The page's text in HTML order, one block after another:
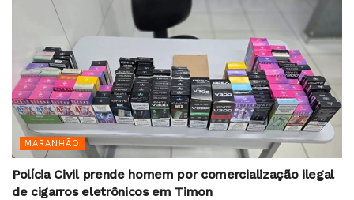
MARANHÃO
Polícia Civil prende homem por comercialização ilegal
de cigarros eletrônicos em Timon